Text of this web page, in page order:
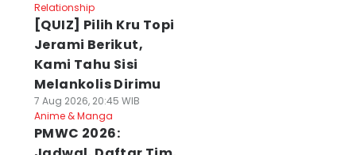
Relationship
[QUIZ] Pilih Kru Topi
Jerami Berikut,
Kami Tahu Sisi
Melankolis Dirimu
7 Aug 2026, 20:45 WIB
Anime & Manga
PMWC 2026: